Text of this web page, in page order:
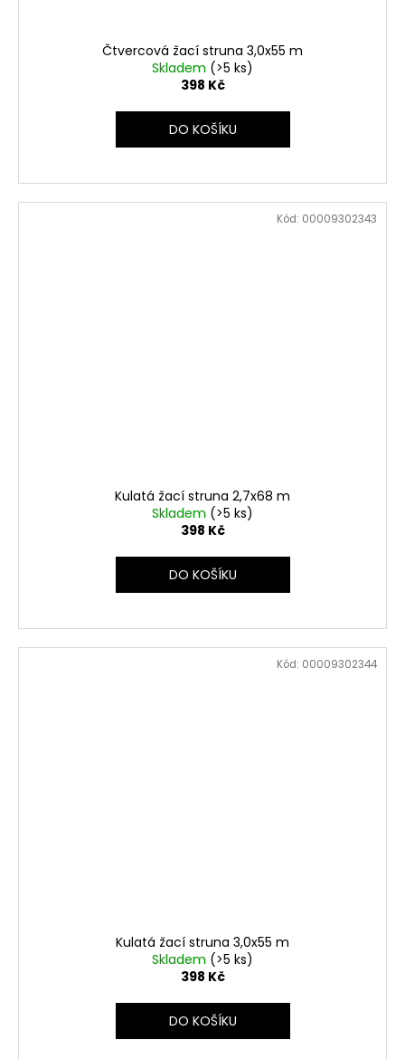
Čtvercová žací struna 3,0x55 m
Skladem (>5 ks)
398 Kč
DO KOŠÍKU
Kulatá žací struna 2,7x68 m
Skladem (>5 ks)
398 Kč
DO KOŠÍKU
Kód: 00009302343
Kulatá žací struna 3,0x55 m
Skladem (>5 ks)
398 Kč
DO KOŠÍKU
Kód: 00009302344